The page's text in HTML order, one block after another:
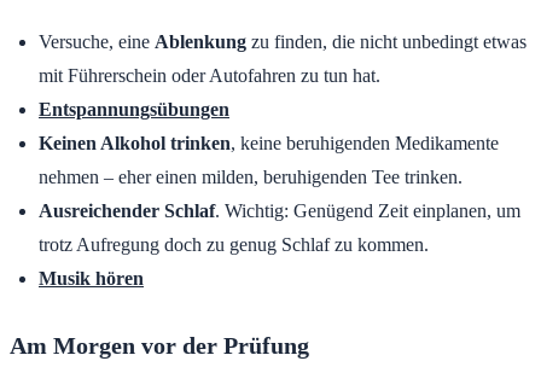
Versuche, eine Ablenkung zu finden, die nicht unbedingt etwas
mit Führerschein oder Autofahren zu tun hat.
Entspannungsübungen
Keinen Alkohol trinken, keine beruhigenden Medikamente
nehmen – eher einen milden, beruhigenden Tee trinken.
Ausreichender Schlaf. Wichtig: Genügend Zeit einplanen, um
trotz Aufregung doch zu genug Schlaf zu kommen.
Musik hören
Am Morgen vor der Prüfung